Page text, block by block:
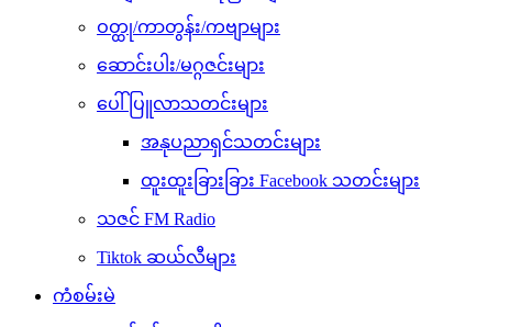
ဝတ္ထု/ကာတွန်း/ကဗျာများ
ဆောင်းပါး/မဂ္ဂဇင်းများ
ပေါ်ပြူလာသတင်းများ
အနုပညာရှင်သတင်းများ
ထူးထူးခြားခြား Facebook သတင်းများ
သဇင် FM Radio
Tiktok ဆယ်လီများ
ကံစမ်းမဲ